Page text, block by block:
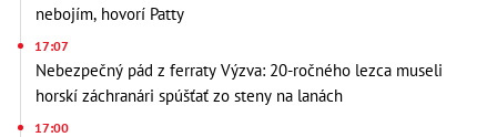
nebojím, hovorí Patty
17:07
Nebezpečný pád z ferraty Výzva: 20-ročného lezca museli
horskí záchranári spúšťať zo steny na lanách
17:00